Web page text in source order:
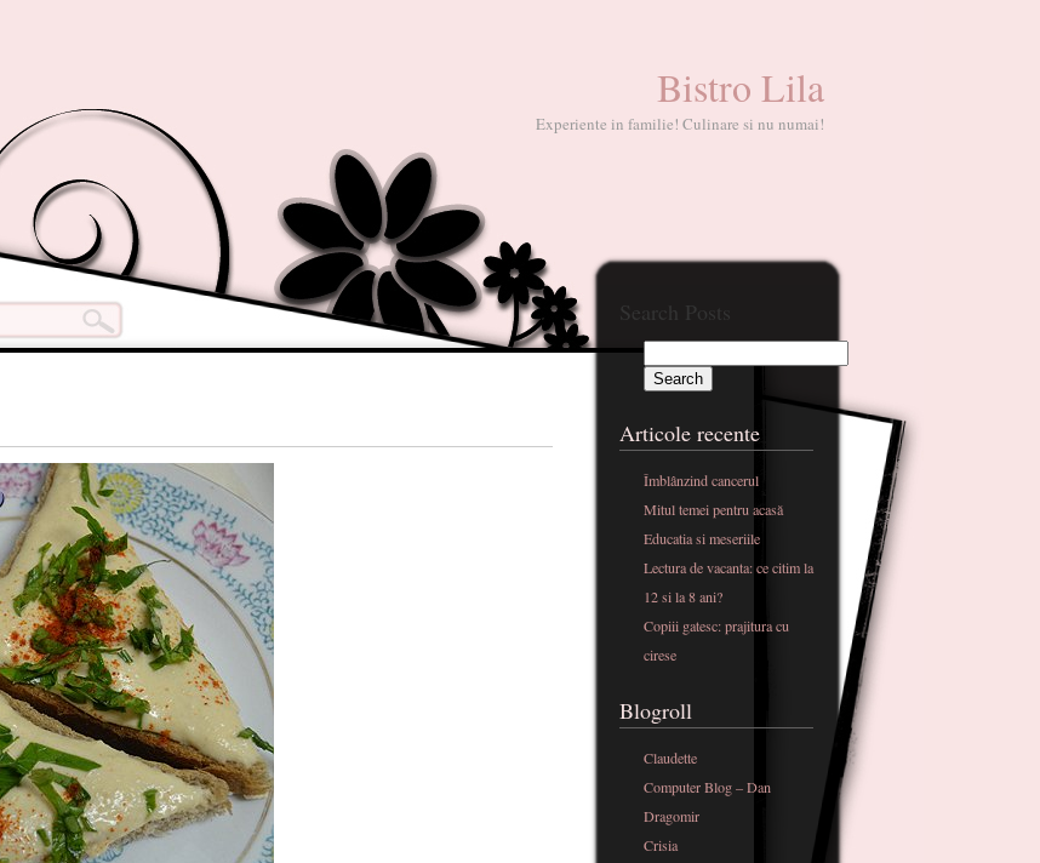
Bistro Lila
Experiente in familie! Culinare si nu numai!
Search Posts
Articole recente
Îmblânzind cancerul
Mitul temei pentru acasă
Educatia si meseriile
Lectura de vacanta: ce citim la
12 si la 8 ani?
Copiii gatesc: prajitura cu
cirese
Blogroll
Claudette
Computer Blog – Dan
Dragomir
Crisia